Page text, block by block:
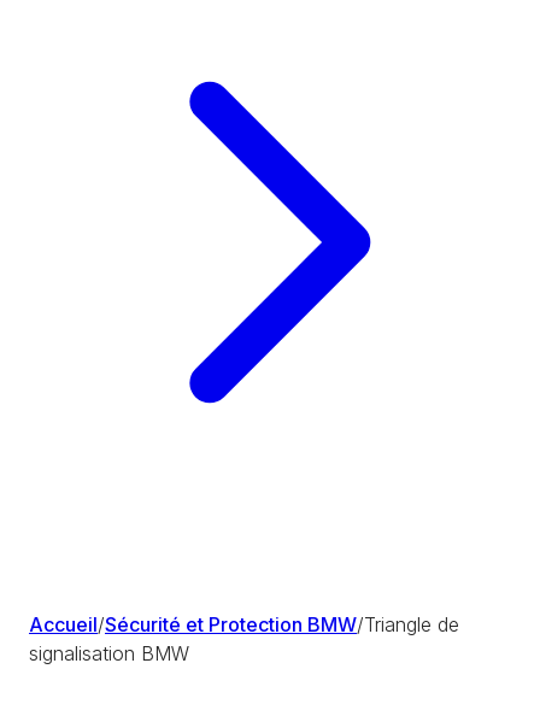
Accueil/Sécurité et Protection BMW/Triangle de
signalisation BMW